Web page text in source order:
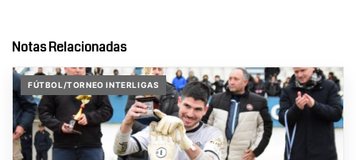
Notas Relacionadas
FÚTBOL/TORNEO INTERLIGAS